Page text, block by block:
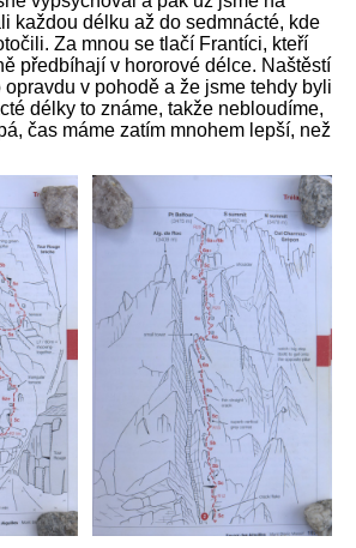
každou délku až do sedmnácté, kde
Za mnou se tlačí Frantíci, kteří
předbíhají v hororové délce. Naštěstí
v pohodě a že jsme tehdy byli
délky to známe, takže nebloudíme,
čas máme zatím mnohem lepší, než